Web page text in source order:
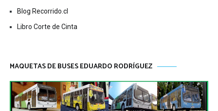
Blog Recorrido.cl
Libro Corte de Cinta
MAQUETAS DE BUSES EDUARDO RODRÍGUEZ